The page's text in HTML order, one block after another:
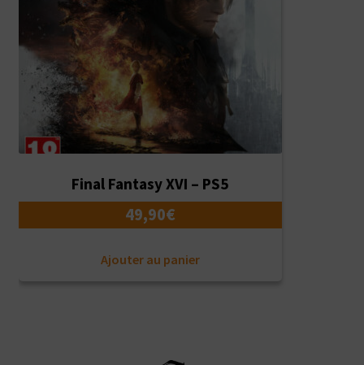
Final Fantasy XVI – PS5
49,90€
Ajouter au panier